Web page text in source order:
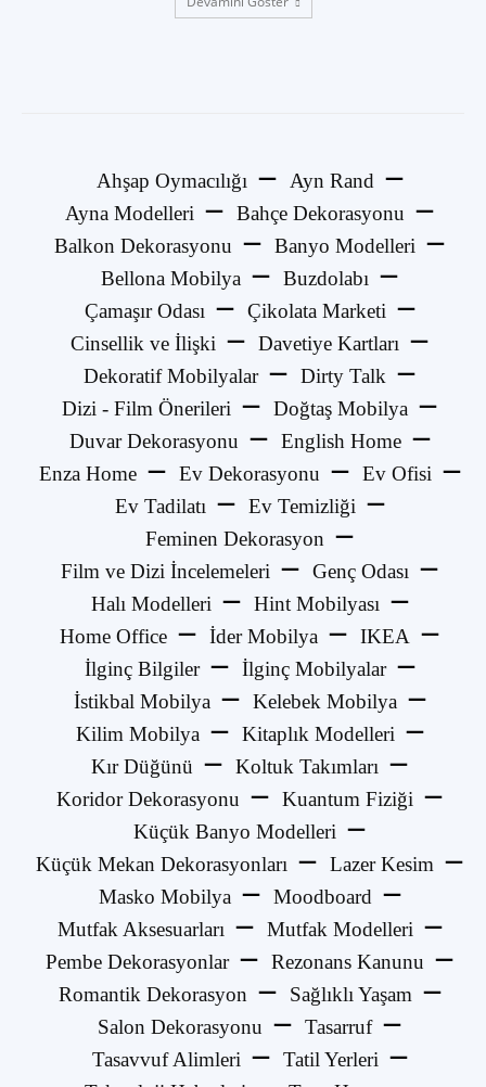
Ahşap Oymacılığı
Ayn Rand
Ayna Modelleri
Bahçe Dekorasyonu
Balkon Dekorasyonu
Banyo Modelleri
Bellona Mobilya
Buzdolabı
Çamaşır Odası
Çikolata Marketi
Cinsellik ve İlişki
Davetiye Kartları
Dekoratif Mobilyalar
Dirty Talk
Dizi - Film Önerileri
Doğtaş Mobilya
Duvar Dekorasyonu
English Home
Enza Home
Ev Dekorasyonu
Ev Ofisi
Ev Tadilatı
Ev Temizliği
Feminen Dekorasyon
Film ve Dizi İncelemeleri
Genç Odası
Halı Modelleri
Hint Mobilyası
Home Office
İder Mobilya
IKEA
İlginç Bilgiler
İlginç Mobilyalar
İstikbal Mobilya
Kelebek Mobilya
Kilim Mobilya
Kitaplık Modelleri
Kır Düğünü
Koltuk Takımları
Koridor Dekorasyonu
Kuantum Fiziği
Küçük Banyo Modelleri
Küçük Mekan Dekorasyonları
Lazer Kesim
Masko Mobilya
Moodboard
Mutfak Aksesuarları
Mutfak Modelleri
Pembe Dekorasyonlar
Rezonans Kanunu
Romantik Dekorasyon
Sağlıklı Yaşam
Salon Dekorasyonu
Tasarruf
Tasavvuf Alimleri
Tatil Yerleri